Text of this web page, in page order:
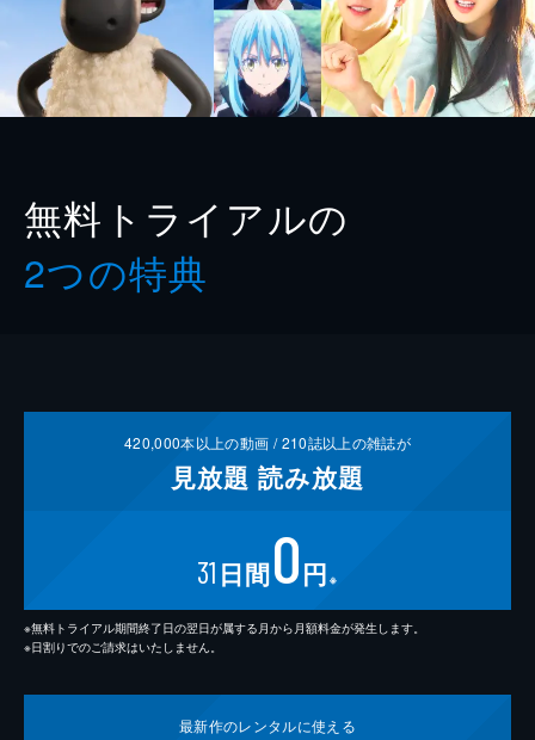
無料トライアルの
2つの特典
420,000本以上の動画 /210誌以上の雑誌が
見放題 読み放題
31 日間0円 ※
※無料トライアル期間終了日の翌日が属する月から月額料金が発生します。
※日割りでのご請求はいたしません。
最新作のレンタルに使える